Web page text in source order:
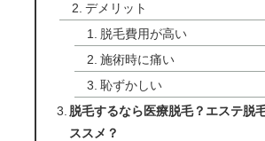
デメリット
脱毛費用が高い
施術時に痛い
恥ずかしい
脱毛するなら医療脱毛？エステ脱
ススメ？